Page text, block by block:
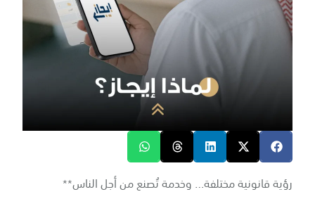
رؤية قانونية مختلفة… وخدمة تُصنع من أجل الناس**